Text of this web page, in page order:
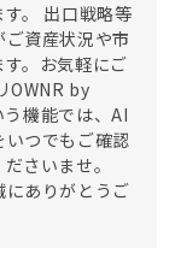
。 出口戦略等
資産状況や市
。お気軽にご
OWNR by
機能では、AI
つでもご確認
さいませ。
ありがとうご